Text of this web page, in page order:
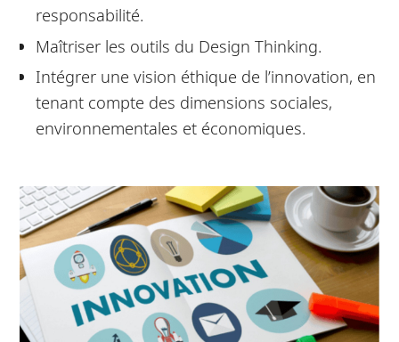
responsabilité.
Maîtriser les outils du Design Thinking.
Intégrer une vision éthique de l’innovation, en
tenant compte des dimensions sociales,
environnementales et économiques.